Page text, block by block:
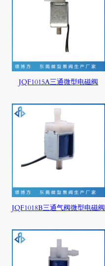
JQF1015A三通微型电磁阀
JQF1018B三通气阀微型电磁阀